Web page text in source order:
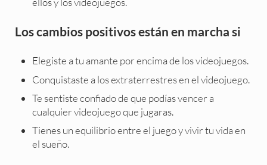
Los cambios positivos están en marcha si
Elegiste a tu amante por encima de los videojuegos.
Conquistaste a los extraterrestres en el videojuego.
Te sentiste confiado de que podías vencer a
cualquier videojuego que jugaras.
Tienes un equilibrio entre el juego y vivir tu vida en
el sueño.